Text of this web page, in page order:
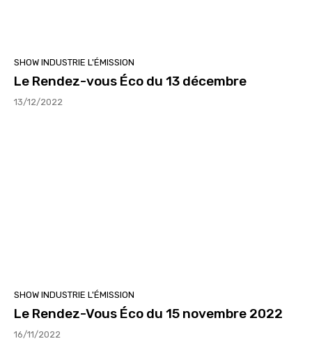
SHOW INDUSTRIE L'ÉMISSION
Le Rendez-vous Éco du 13 décembre
13/12/2022
SHOW INDUSTRIE L'ÉMISSION
Le Rendez-Vous Éco du 15 novembre 2022
16/11/2022